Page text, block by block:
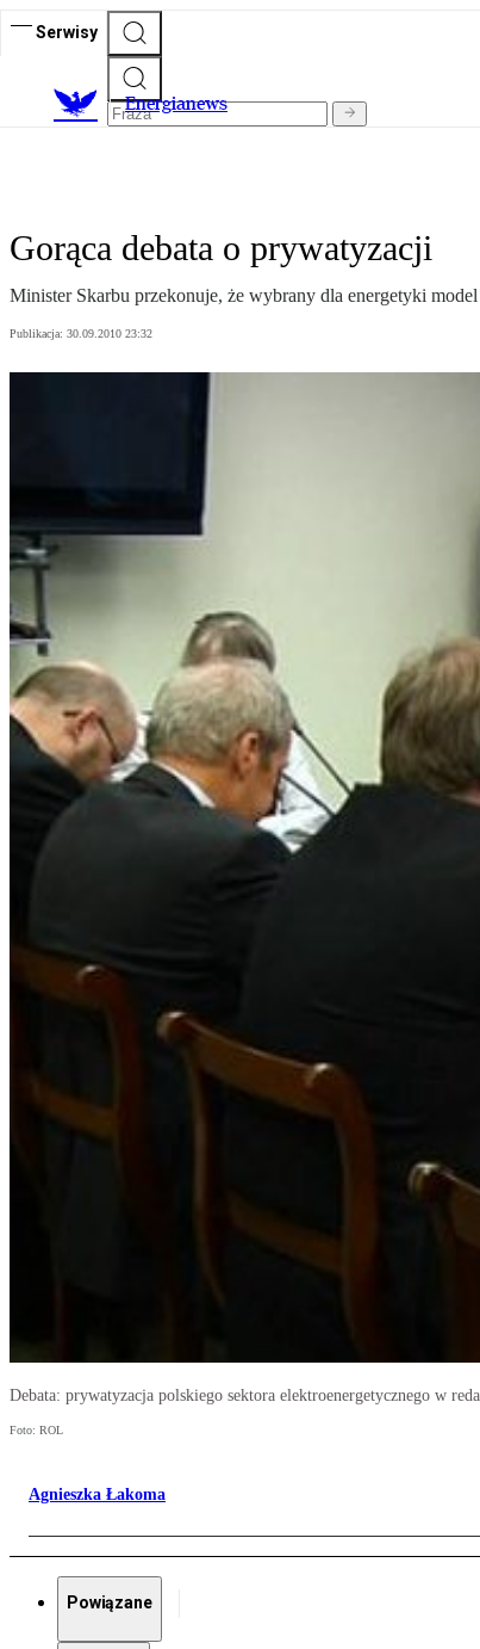
Serwisy
Energianews
Gorąca debata o prywatyzacji
Minister Skarbu przekonuje, że wybrany dla energetyki
Publikacja: 30.09.2010 23:32
Debata: prywatyzacja polskiego sektora elektroenergetycznego w
Foto: ROL
Agnieszka Łakoma
Powiązane